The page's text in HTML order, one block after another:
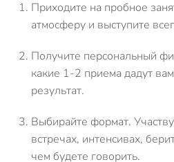
Приходите на пробное
атмосферу и выступите
Получите персональный
какие 1-2 приема дадут
результат.
Выбирайте формат.
встречах, интенсивах,
чем будете говорить.